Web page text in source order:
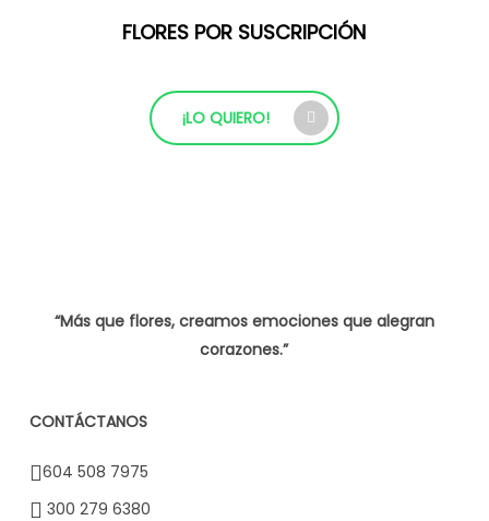
FLORES POR SUSCRIPCIÓN
¡LO QUIERO!
“Más que flores, creamos emociones que alegran
corazones.”
CONTÁCTANOS
604 508 7975
300 279 6380